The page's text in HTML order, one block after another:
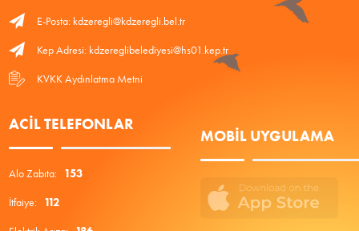
E-Posta: kdzeregli@kdzeregli.bel.tr
Kep Adresi: kdzereglibelediyesi@hs01.kep.tr
KVKK Aydınlatma Metni
ACIL TELEFONLAR
Alo Zabıta: 153
İtfaiye: 112
MOBIL UYGULAMA